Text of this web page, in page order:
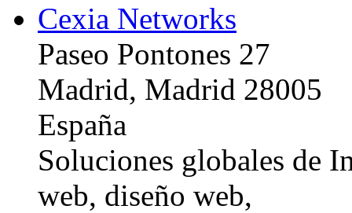
Cexia Networks
Paseo Pontones 27
Madrid, Madrid 28005
España
Soluciones globales de
web, diseño web,